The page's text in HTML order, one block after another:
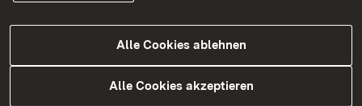
Eingestellt am: 10.01.2024
Alle Cookies ablehnen
Alle Cookies akzeptieren